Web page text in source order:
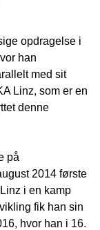
opdragelse i
han
med sit
Linz, som er en
denne
på
2014 første
i en kamp
fik han sin
hvor han i 16.